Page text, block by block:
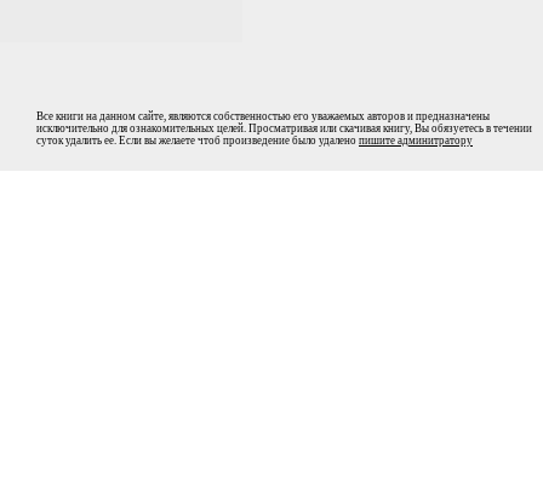
Все книги на данном сайте, являются собственностью его уважаемых авторов и предназначены
исключительно для ознакомительных целей. Просматривая или скачивая книгу, Вы обязуетесь в течении
суток удалить ее. Если вы желаете чтоб произведение было удалено пишите админитратору